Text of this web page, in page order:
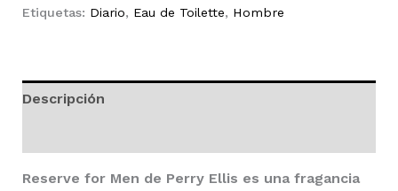
Trio
Hombre
cantidad
Etiquetas: Diario, Eau de Toilette, Hombre
Descripción
Reserve for Men de Perry Ellis es una fragancia